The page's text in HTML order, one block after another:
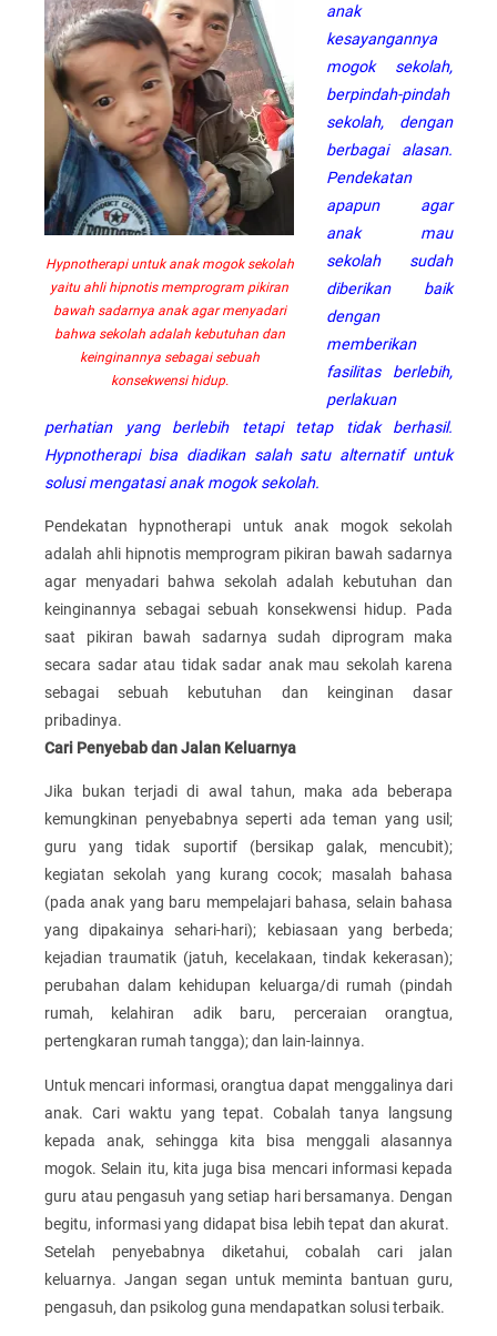
Hypnotherapi untuk anak mogok sekolah
yaitu ahli hipnotis memprogram pikiran
bawah sadarnya anak agar menyadari
bahwa sekolah adalah kebutuhan dan
keinginannya sebagai sebuah
konsekwensi hidup.
anak
kesayangannya
mogok sekolah,
berpindah-pindah
sekolah, dengan
berbagai alasan.
Pendekatan
apapun agar
anak mau
sekolah sudah
diberikan baik
dengan
memberikan
fasilitas berlebih,
perlakuan
perhatian yang berlebih tetapi tetap tidak berhasil.
Hypnotherapi bisa diadikan salah satu alternatif untuk
solusi mengatasi anak mogok sekolah.
Pendekatan hypnotherapi untuk anak mogok sekolah
adalah ahli hipnotis memprogram pikiran bawah sadarnya
agar menyadari bahwa sekolah adalah kebutuhan dan
keinginannya sebagai sebuah konsekwensi hidup. Pada
saat pikiran bawah sadarnya sudah diprogram maka
secara sadar atau tidak sadar anak mau sekolah karena
sebagai sebuah kebutuhan dan keinginan dasar
pribadinya.
Cari Penyebab dan Jalan Keluarnya
Jika bukan terjadi di awal tahun, maka ada beberapa
kemungkinan penyebabnya seperti ada teman yang usil;
guru yang tidak suportif (bersikap galak, mencubit);
kegiatan sekolah yang kurang cocok; masalah bahasa
(pada anak yang baru mempelajari bahasa, selain bahasa
yang dipakainya sehari-hari); kebiasaan yang berbeda;
kejadian traumatik (jatuh, kecelakaan, tindak kekerasan);
perubahan dalam kehidupan keluarga/di rumah (pindah
rumah, kelahiran adik baru, perceraian orangtua,
pertengkaran rumah tangga); dan lain-lainnya.
Untuk mencari informasi, orangtua dapat menggalinya dari
anak. Cari waktu yang tepat. Cobalah tanya langsung
kepada anak, sehingga kita bisa menggali alasannya
mogok. Selain itu, kita juga bisa mencari informasi kepada
guru atau pengasuh yang setiap hari bersamanya. Dengan
begitu, informasi yang didapat bisa lebih tepat dan akurat.
Setelah penyebabnya diketahui, cobalah cari jalan
keluarnya. Jangan segan untuk meminta bantuan guru,
pengasuh, dan psikolog guna mendapatkan solusi terbaik.